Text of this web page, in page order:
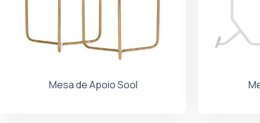
Mesa de Apoio Sool